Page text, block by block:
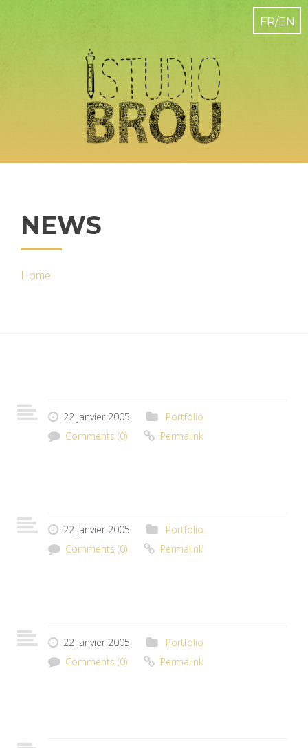
NEWS
Home
22 janvier 2005
Portfolio
Comments (0)
Permalink
22 janvier 2005
Portfolio
Comments (0)
Permalink
22 janvier 2005
Portfolio
Comments (0)
Permalink